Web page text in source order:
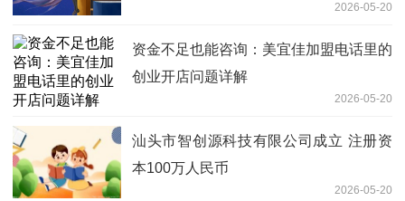
2026-05-20
资金不足也能咨询：美宜佳加盟电话里的
创业开店问题详解
2026-05-20
汕头市智创源科技有限公司成立 注册资
本100万人民币
2026-05-20